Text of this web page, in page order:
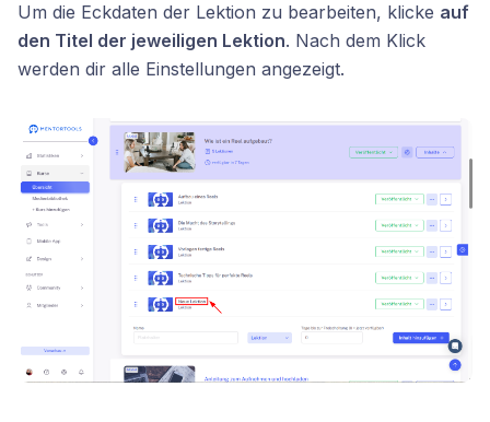
Um die Eckdaten der Lektion zu bearbeiten, klicke auf
den Titel der jeweiligen Lektion. Nach dem Klick
werden dir alle Einstellungen angezeigt.